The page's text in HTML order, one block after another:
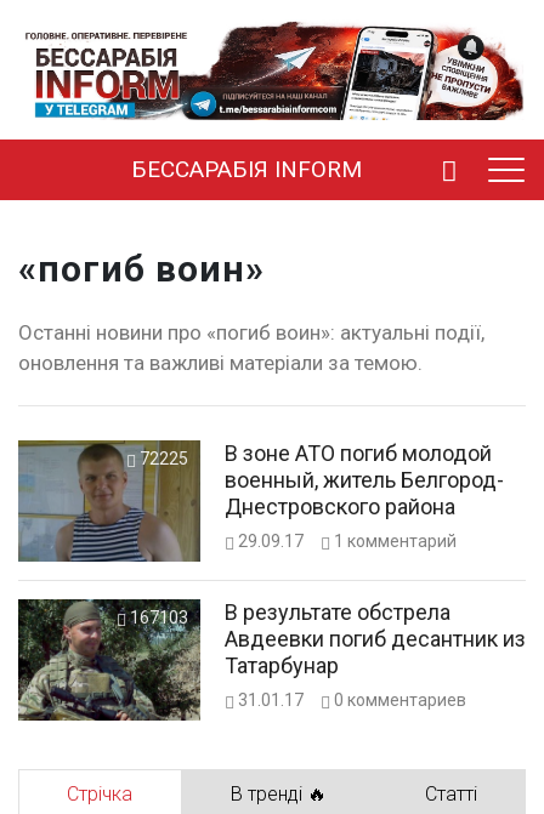
БЕССАРАБІЯ INFORM
«погиб воин»
Останні новини про «погиб воин»: актуальні події,
оновлення та важливі матеріали за темою.
72225
В зоне АТО погиб молодой
военный, житель Белгород-
Днестровского района
29.09.17 1 комментарий
167103
В результате обстрела
Авдеевки погиб десантник из
Татарбунар
31.01.17 0 комментариев
Стрічка В тренді 🔥 Статті